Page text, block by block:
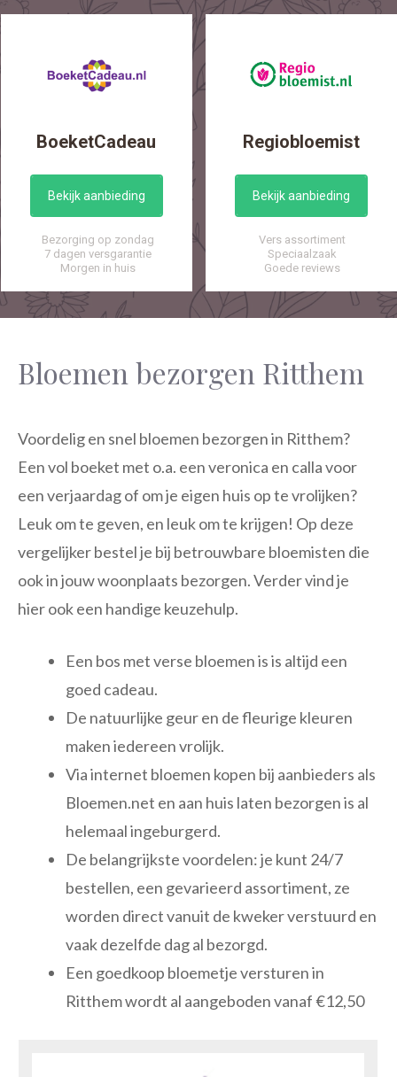
BoeketCadeau
Bekijk aanbieding
Bezorging op zondag
7 dagen versgarantie
Morgen in huis
Regiobloemist
Bekijk aanbieding
Vers assortiment
Speciaalzaak
Goede reviews
Bloemen bezorgen Ritthem
Voordelig en snel bloemen bezorgen in Ritthem?
Een vol boeket met o.a. een veronica en calla voor
een verjaardag of om je eigen huis op te vrolijken?
Leuk om te geven, en leuk om te krijgen! Op deze
vergelijker bestel je bij betrouwbare bloemisten die
ook in jouw woonplaats bezorgen. Verder vind je
hier ook een handige keuzehulp.
Een bos met verse bloemen is is altijd een
goed cadeau.
De natuurlijke geur en de fleurige kleuren
maken iedereen vrolijk.
Via internet bloemen kopen bij aanbieders als
Bloemen.net en aan huis laten bezorgen is al
helemaal ingeburgerd.
De belangrijkste voordelen: je kunt 24/7
bestellen, een gevarieerd assortiment, ze
worden direct vanuit de kweker verstuurd en
vaak dezelfde dag al bezorgd.
Een goedkoop bloemetje versturen in
Ritthem wordt al aangeboden vanaf €12,50